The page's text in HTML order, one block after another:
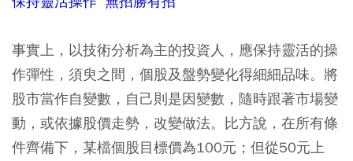
事實上，以技術分析為主的投資人，應保持靈活的操
作彈性，須臾之間，個股及盤勢變化得細細品味。將
股市當作自變數，自己則是因變數，隨時跟著市場變
動，或依據股價走勢，改變做法。比方說，在所有條
件齊備下，某檔個股目標價為100元；但從50元上